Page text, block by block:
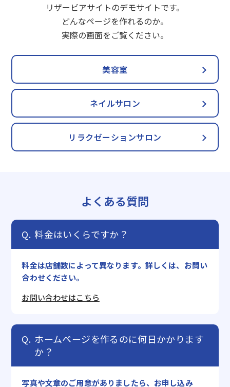
リザービアサイトのデモサイトです。
どんなページを作れるのか。
実際の画面をご覧ください。
美容室
ネイルサロン
リラクゼーションサロン
よくある質問
料金はいくらですか？
料金は店舗数によって異なります。詳しくは、お問い
合わせください。
お問い合わせはこちら
ホームページを作るのに何日かかります
か？
写真や文章のご用意がありましたら、お申し込み